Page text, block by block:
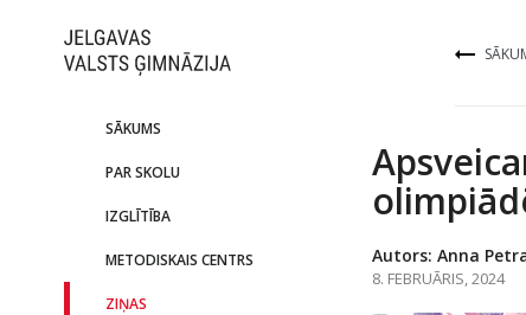
SĀKUMS
PAR SKOLU
IZGLĪTĪBA
METODISKAIS CENTRS
ZIŅAS
Autors: Anna
8. FEBRUĀRIS, 2024